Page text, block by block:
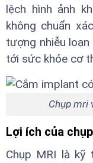
lệch hình ảnh
không chuẩn
tượng nhiễu
tới sức khỏe cơ
Chụp mri
Lợi ích của
Chụp MRI là